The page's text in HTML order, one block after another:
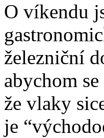
O víkendu
železniční
abychom
že vlaky
je